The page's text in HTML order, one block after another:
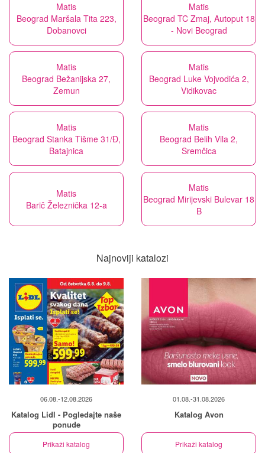
Matis
Beograd Maršala Tita 223,
Dobanovci
Matis
Beograd TC Zmaj, Autoput 18
- Novi Beograd
Matis
Beograd Bežanijska 27,
Zemun
Matis
Beograd Luke Vojvodića 2,
Vidikovac
Matis
Beograd Stanka Tišme 31/Đ,
Batajnica
Matis
Beograd Belih Vila 2,
Sremčica
Matis
Barič Železnička 12-a
Matis
Beograd Mirijevski Bulevar 18
B
Najnoviji katalozi
06.08.-12.08.2026
Katalog Lidl - Pogledajte naše
ponude
Prikaži katalog
01.08.-31.08.2026
Katalog Avon
Prikaži katalog